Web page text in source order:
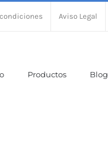
Aviso Legal
Productos Blog